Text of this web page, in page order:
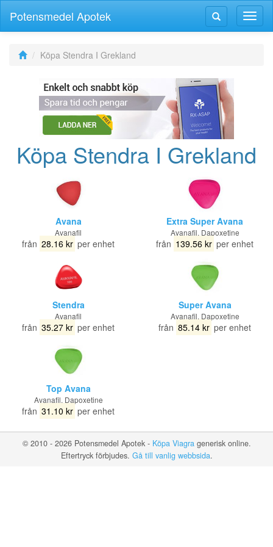
Växla
Växla
navigering
Potensmedel Apotek
Köpa Stendra I Grekland
Köpa Stendra I Grekland
Avana
Avanafil
från 28.16 kr per enhet
Extra Super Avana
Avanafil, Dapoxetine
från 139.56 kr per enhet
Stendra
Avanafil
från 35.27 kr per enhet
Super Avana
Avanafil, Dapoxetine
från 85.14 kr per enhet
Top Avana
Avanafil, Dapoxetine
från 31.10 kr per enhet
© 2010 - 2026 Potensmedel Apotek - Köpa Viagragenerisk online.
Eftertryck förbjudes. Gå till vanlig webbsida.